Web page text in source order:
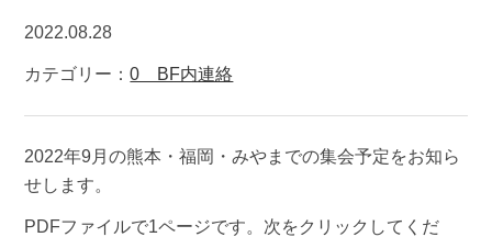
2022.08.28
カテゴリー：0 BF内連絡
2022年9月の熊本・福岡・みやまでの集会予定をお知ら
せします。
PDFファイルで1ページです。次をクリックしてくだ